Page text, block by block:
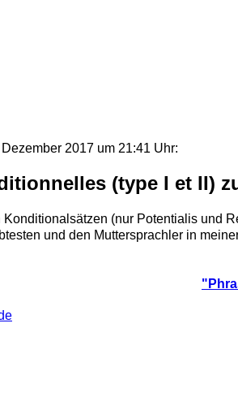
2017 um 21:41 Uhr:
(type I et II)
(nur Potentialis und
und den Muttersprachler in